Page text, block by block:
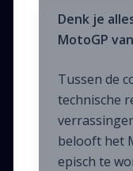
Denk je
MotoGP van
Tussen de
technische
belooft het
episch te